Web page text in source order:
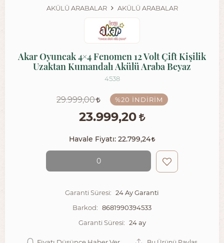
AKÜLÜ ARABALAR AKÜLÜ ARABALAR
Akar Oyuncak 4×4 Fenomen 12 Volt Çift Kişilik
Uzaktan Kumandalı Akülü Araba Beyaz
4538
29.999,00 %20 İNDIRIM
23.999,20
Havale Fiyatı: 22.799,24
0
Garanti Süresi: 24 Ay Garanti
Barkod: 8681990394533
Garanti Süresi: 24 ay